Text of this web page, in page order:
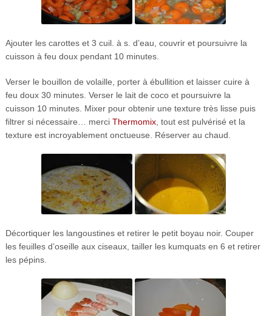
Ajouter les carottes et 3 cuil. à s. d’eau, couvrir et poursuivre la
cuisson à feu doux pendant 10 minutes.
Verser le bouillon de volaille, porter à ébullition et laisser cuire à
feu doux 30 minutes. Verser le lait de coco et poursuivre la
cuisson 10 minutes. Mixer pour obtenir une texture très lisse puis
filtrer si nécessaire… merci Thermomix, tout est pulvérisé et la
texture est incroyablement onctueuse. Réserver au chaud.
Décortiquer les langoustines et retirer le petit boyau noir. Couper
les feuilles d’oseille aux ciseaux, tailler les kumquats en 6 et retirer
les pépins.